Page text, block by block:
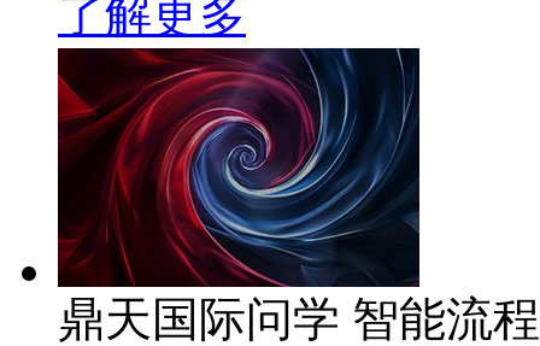
了解更多
鼎天国际问学 智能流